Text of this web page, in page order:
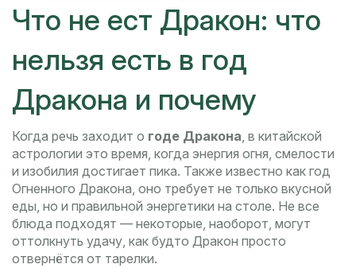
Что не ест Дракон: что
нельзя есть в год
Дракона и почему
Когда речь заходит о годе Дракона, в китайской
астрологии это время, когда энергия огня, смелости
и изобилия достигает пика. Также известно как год
Огненного Дракона, оно требует не только вкусной
еды, но и правильной энергетики на столе. Не все
блюда подходят — некоторые, наоборот, могут
оттолкнуть удачу, как будто Дракон просто
отвернётся от тарелки.